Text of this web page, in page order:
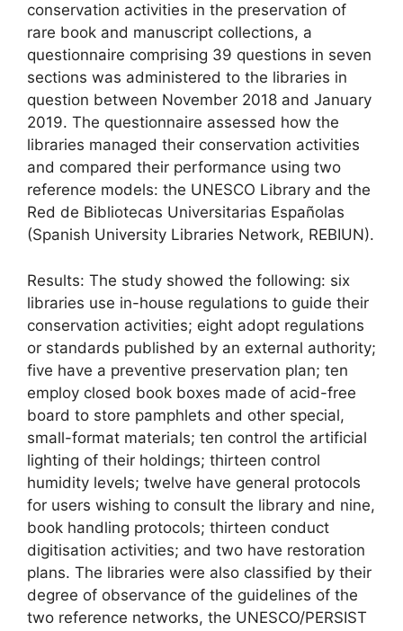
conservation activities in the preservation of
rare book and manuscript collections, a
questionnaire comprising 39 questions in seven
sections was administered to the libraries in
question between November 2018 and January
2019. The questionnaire assessed how the
libraries managed their conservation activities
and compared their performance using two
reference models: the UNESCO Library and the
Red de Bibliotecas Universitarias Españolas
(Spanish University Libraries Network, REBIUN).
Results: The study showed the following: six
libraries use in-house regulations to guide their
conservation activities; eight adopt regulations
or standards published by an external authority;
five have a preventive preservation plan; ten
employ closed book boxes made of acid-free
board to store pamphlets and other special,
small-format materials; ten control the artificial
lighting of their holdings; thirteen control
humidity levels; twelve have general protocols
for users wishing to consult the library and nine,
book handling protocols; thirteen conduct
digitisation activities; and two have restoration
plans. The libraries were also classified by their
degree of observance of the guidelines of the
two reference networks, the UNESCO/PERSIST